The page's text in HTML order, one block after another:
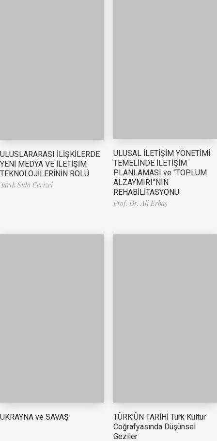
ULUSLARARASI İLİŞKİLERDE
YENİ MEDYA VE İLETİŞİM
TEKNOLOJİLERİNİN ROLÜ
Tarık Sulo Cevizci
ULUSAL İLETİŞİM YÖNETİMİ
TEMELİNDE İLETİŞİM
PLANLAMASI ve “TOPLUM
ALZAYMIRI”NIN
REHABİLİTASYONU
Prof. Dr. Ali Erbaş
UKRAYNA ve SAVAŞ
TÜRK’ÜN TARİHİ Türk Kültür
Coğrafyasında Düşünsel
Geziler